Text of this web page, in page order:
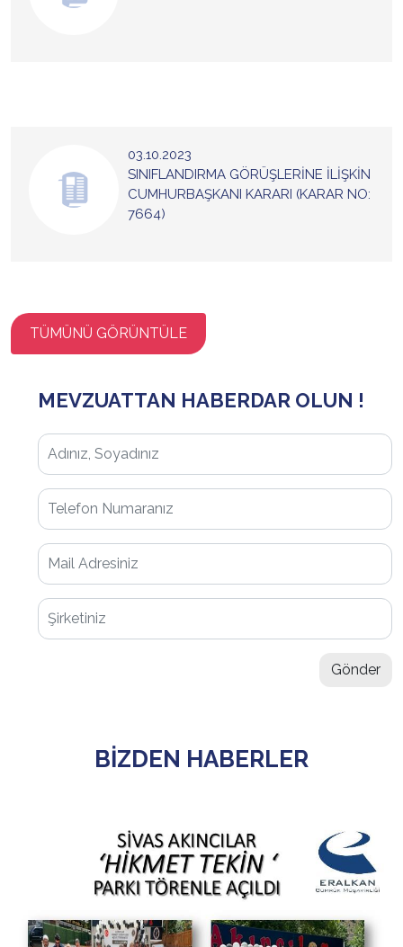
03.10.2023
SINIFLANDIRMA GÖRÜŞLERİNE İLİŞKİN
CUMHURBAŞKANI KARARI (KARAR NO:
7664)
TÜMÜNÜ GÖRÜNTÜLE
MEVZUATTAN HABERDAR OLUN !
Gönder
BİZDEN HABERLER